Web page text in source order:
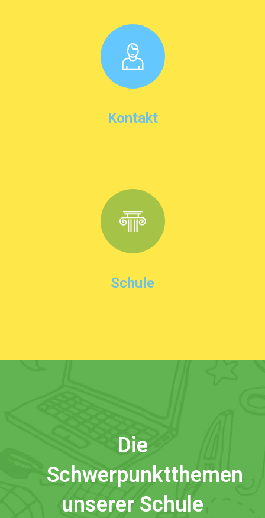
Kontakt
Schule
Die
Schwerpunktthemen
unserer Schule